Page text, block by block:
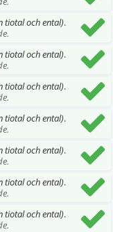
tiotal och ental).
tiotal och ental).
tiotal och ental).
tiotal och ental).
tiotal och ental).
tiotal och ental).
tiotal och ental).